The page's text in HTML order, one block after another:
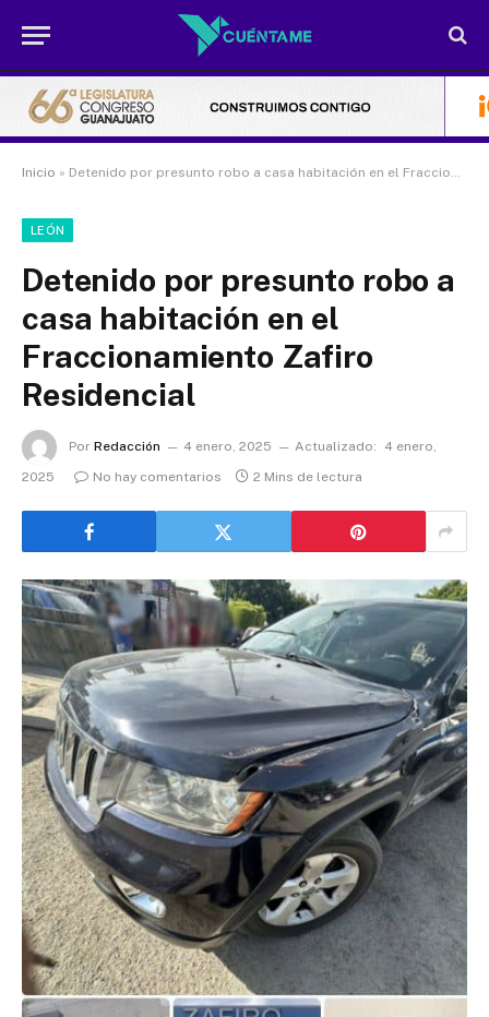
Inicio » Detenido por presunto robo a casa habitación en el Fraccionamiento Zafiro Residencial
LEÓN
Detenido por presunto robo a
casa habitación en el
Fraccionamiento Zafiro
Residencial
Por Redacción 4 enero, 2025 Actualizado:
4 enero,
2025
No hay comentarios 2 Mins de lectura